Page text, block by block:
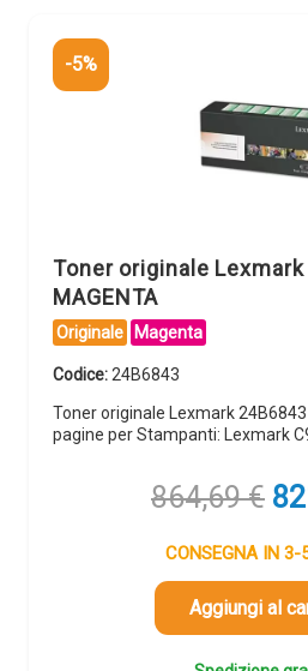
-5%
Toner originale
MAGENTA
Originale Magenta
Codice:24B6843
Toner originale Lexmark
pagine per Stampanti: Lexmark
864,69€ Il
CONSEGNA IN 3-
Aggiungi al